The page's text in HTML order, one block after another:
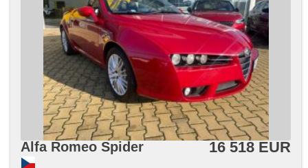
Alfa Romeo Spider 16 518 EUR